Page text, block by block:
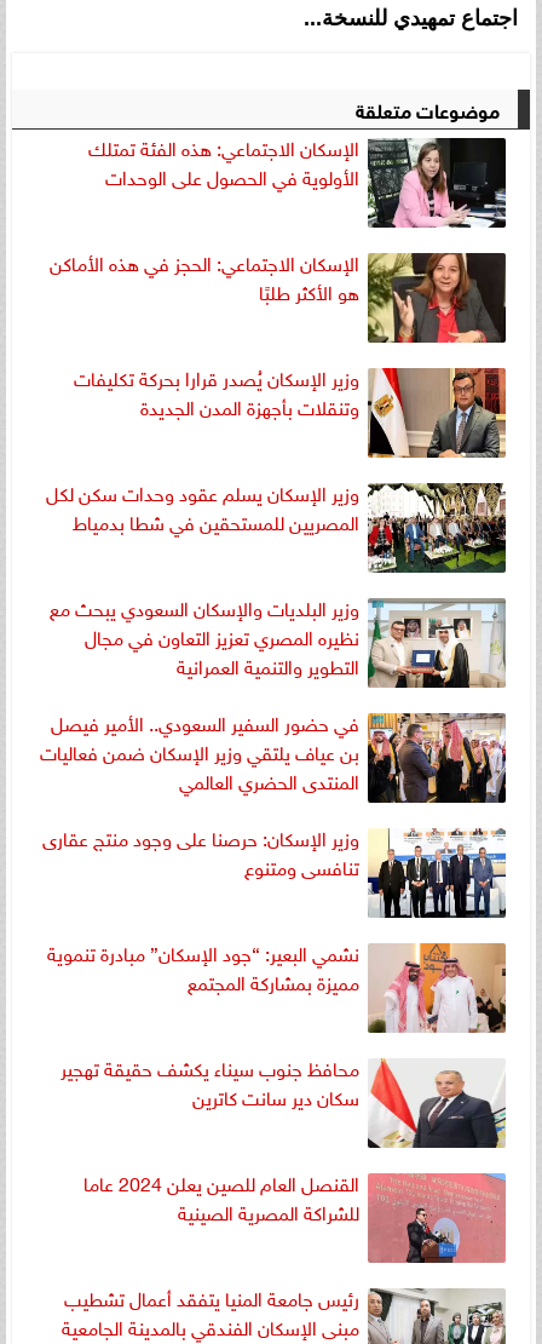
اجتماع تمهيدي للنسخة...
موضوعات متعلقة
الإسكان الاجتماعي: هذه الفئة تمتلك
الأولوية في الحصول على الوحدات
الإسكان الاجتماعي: الحجز في هذه الأماكن
هو الأكثر طلبًا
وزير الإسكان يُصدر قرارا بحركة تكليفات
وتنقلات بأجهزة المدن الجديدة
وزير الإسكان يسلم عقود وحدات سكن لكل
المصريين للمستحقين في شطا بدمياط
وزير البلديات والإسكان السعودي يبحث مع
نظيره المصري تعزيز التعاون في مجال
التطوير والتنمية العمرانية
في حضور السفير السعودي.. الأمير فيصل
بن عياف يلتقي وزير الإسكان ضمن فعاليات
المنتدى الحضري العالمي
وزير الإسكان: حرصنا على وجود منتج عقارى
تنافسى ومتنوع
نشمي البعير: “جود الإسكان” مبادرة تنموية
مميزة بمشاركة المجتمع
محافظ جنوب سيناء يكشف حقيقة تهجير
سكان دير سانت كاترين
القنصل العام للصين يعلن 2024 عاما
للشراكة المصرية الصينية
رئيس جامعة المنيا يتفقد أعمال تشطيب
مبنى الإسكان الفندقي بالمدينة الجامعية